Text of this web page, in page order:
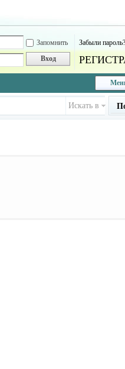
Запомнить Забыли пароль?
Вход
Искать в